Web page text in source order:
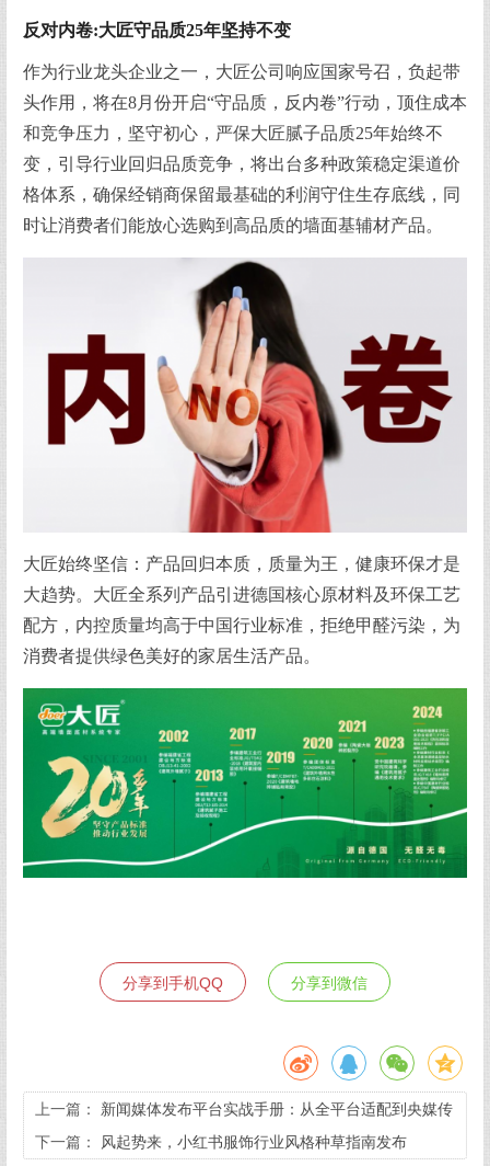
反对内卷:大匠守品质25年坚持不变
作为行业龙头企业之一，大匠公司响应国家号召，负起带
头作用，将在8月份开启“守品质，反内卷”行动，顶住成本
和竞争压力，坚守初心，严保大匠腻子品质25年始终不
变，引导行业回归品质竞争，将出台多种政策稳定渠道价
格体系，确保经销商保留最基础的利润守住生存底线，同
时让消费者们能放心选购到高品质的墙面基辅材产品。
大匠始终坚信：产品回归本质，质量为王，健康环保才是
大趋势。大匠全系列产品引进德国核心原材料及环保工艺
配方，内控质量均高于中国行业标准，拒绝甲醛污染，为
消费者提供绿色美好的家居生活产品。
分享到手机QQ 分享到微信
上一篇： 新闻媒体发布平台实战手册：从全平台适配到央媒传
播的精准路径
下一篇： ​风起势来，小红书服饰行业风格种草指南发布